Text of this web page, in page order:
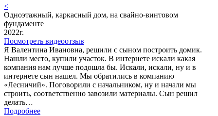
<
Одноэтажный, каркасный дом, на свайно-винтовом
фундаменте
2022г.
Посмотреть видеоотзыв
Я Валентина Ивановна, решили с сыном построить домик.
Нашли место, купили участок. В интернете искали какая
компания нам лучше подошла бы. Искали, искали, ну и в
интернете сын нашел. Мы обратились в компанию
«Лесничий». Поговорили с начальником, ну и начали мы
строить, соответственно завозили материалы. Сын решил
делать…
Подробнее